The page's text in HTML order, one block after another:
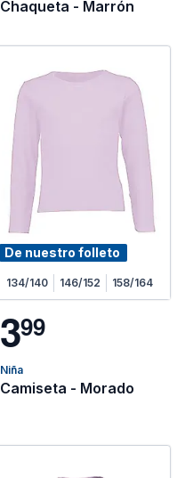
Chaqueta - Marrón
De nuestro folleto
134/140 146/152 158/164
399
Niña
Camiseta - Morado